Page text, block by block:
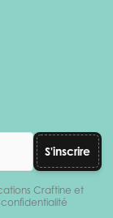
S'inscrire
Craftine et